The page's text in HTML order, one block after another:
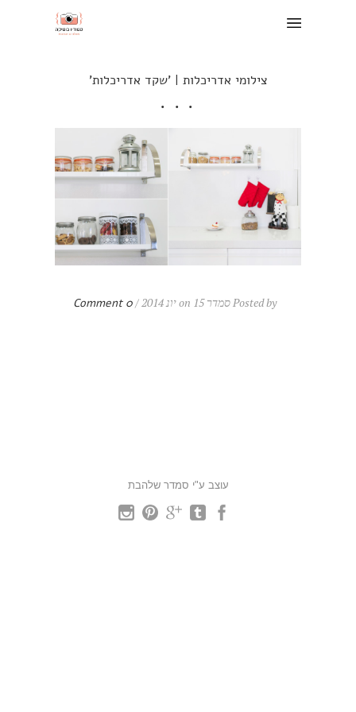
צילומי אדריכלות | 'שקד אדריכלות'
Posted by סמדר on 15 יונ 2014 / 0 Comment
עוצב ע"י סמדר שלהבת